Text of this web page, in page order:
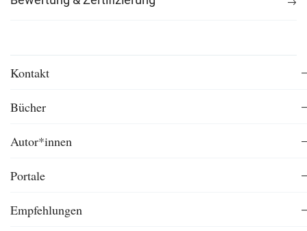
Kontakt
Bücher
Autor*innen
Portale
Empfehlungen